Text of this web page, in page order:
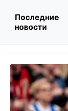
Последние
новости